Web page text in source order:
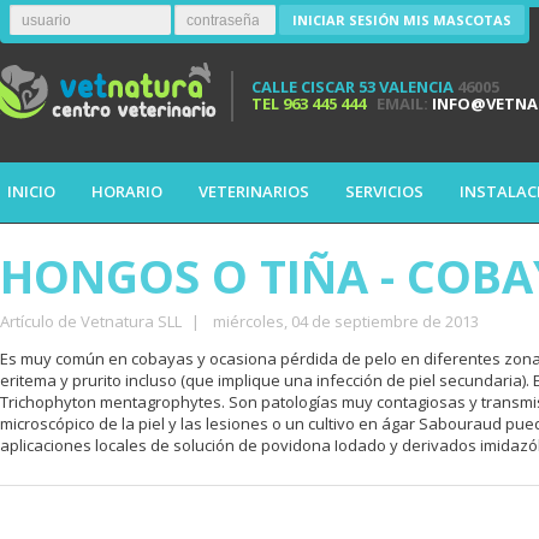
INICIAR SESIÓN MIS MASCOTAS
CALLE CISCAR 53 VALENCIA 46005
TEL 963 445 444EMAIL:
INICIO HORARIO VETERINARIOS SERVICIOS
HONGOS O TIÑA -
Artículo de Vetnatura SLL |
miércoles, 04 de septiembre de 2013
Es muy común en cobayas y ocasiona pérdida de pelo en diferentes
eritema y prurito incluso (que implique una infección de piel secundaria).
Trichophyton mentagrophytes. Son patologías muy contagiosas y
microscópico de la piel y las lesiones o un cultivo en ágar Sabouraud
aplicaciones locales de solución de povidona Iodado y derivados